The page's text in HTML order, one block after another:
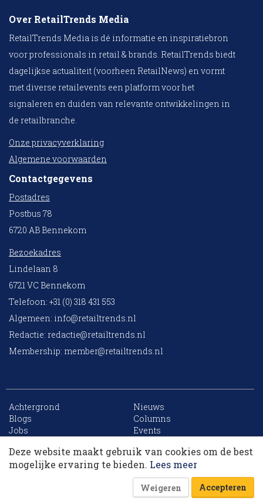
Over RetailTrends Media
RetailTrends Media is dé informatie en inspiratiebron
voor professionals in retail & brands. RetailTrends biedt
dagelijkse actualiteit (voorheen RetailNews) en vormt
met diverse retailevents een platform voor het
signaleren en duiden van relevante ontwikkelingen in
de retailbranche.
Onze privacyverklaring
Algemene voorwaarden
Contactgegevens
Postadres
Postbus 78
6720 AB Bennekom
Bezoekadres
Lindelaan 8
6721 VC Bennekom
Telefoon: +31 (0) 318 431 553
Algemeen: info@retailtrends.nl
Redactie: redactie@retailtrends.nl
Membership: member@retailtrends.nl
Achtergrond
Nieuws
Blogs
Columns
Jobs
Events
Archief
Sitemap
Website is powered by
Deze website maakt gebruik van cookies om de best
mogelijke ervaring te bieden. Lees meer
Weigeren Accepteren
10 collega’s
Korting op events